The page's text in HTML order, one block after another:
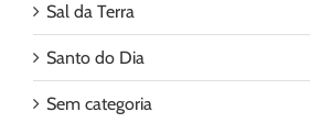
Sal da Terra
Santo do Dia
Sem categoria